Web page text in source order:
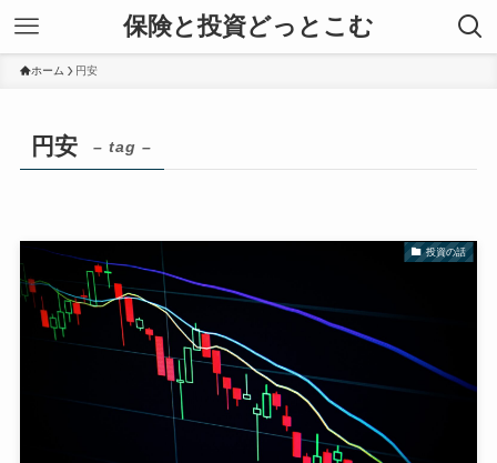
保険と投資どっとこむ
ホーム 円安
円安 – tag –
投資の話